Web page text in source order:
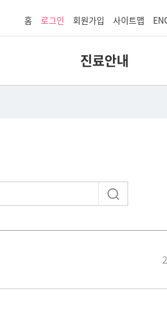
홈 로그인 회원가입 사이트맵
진료안내